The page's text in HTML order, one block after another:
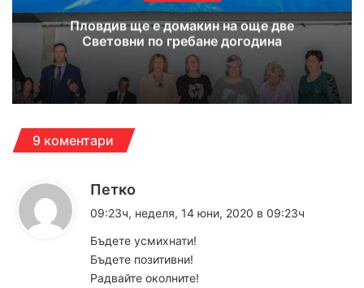
Пловдив ще е домакин на още две
Световни по гребане догодина
9 коментари
Петко
а
:
09:23ч, неделя, 14 юни, 2020 в 09:23ч
Бъдете усмихнати!
Бъдете позитивни!
Радвайте околните!